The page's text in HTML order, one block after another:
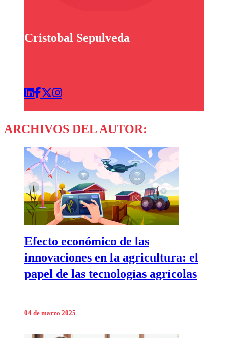
Cristobal Sepulveda
ARCHIVOS DEL AUTOR:
Efecto económico de las
innovaciones en la agricultura: el
papel de las tecnologías agrícolas
04 de marzo 2025